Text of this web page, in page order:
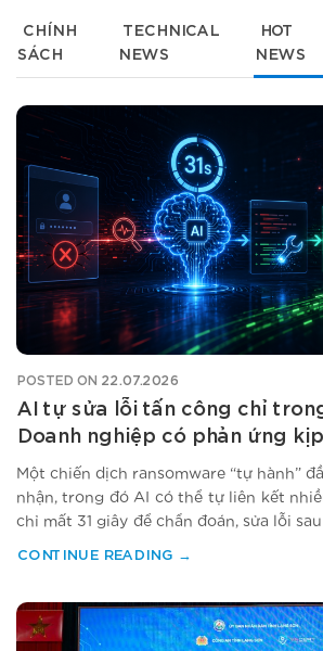
CHÍNH
SÁCH
TECHNICAL
NEWS
HOT
NEWS
POSTED ON 22.07.2026
AI tự sửa lỗi tấn công chỉ
Doanh nghiệp có phản ứng
Một chiến dịch ransomware “tự hành”
nhận, trong đó AI có thể tự liên kết
chỉ mất 31 giây để chẩn đoán, sửa lỗi
CONTINUE READING →